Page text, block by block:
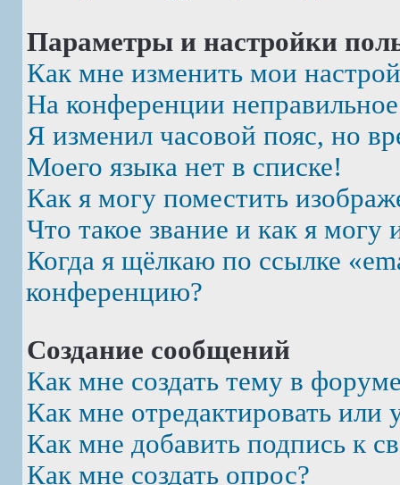
Параметры и настройки
Как мне изменить мои
На конференции
Я изменил часовой пояс, но
Моего языка нет в списке!
Как я могу поместить
Что такое звание и как я могу
Когда я щёлкаю по ссылке
конференцию?
Создание сообщений
Как мне создать тему в
Как мне отредактировать или
Как мне добавить подпись к
Как мне создать опрос?